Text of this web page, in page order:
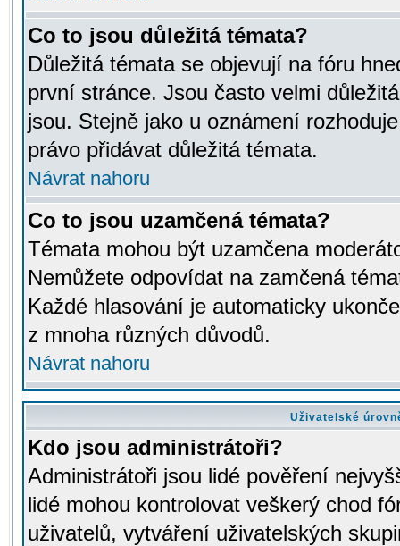
Co to jsou důležitá témata?
Důležitá témata se objevují na fóru
první stránce. Jsou často velmi
jsou. Stejně jako u oznámení
právo přidávat důležitá témata.
Návrat nahoru
Co to jsou uzamčená témata?
Témata mohou být uzamčena
Nemůžete odpovídat na zamčená
Každé hlasování je automaticky
z mnoha různých důvodů.
Návrat nahoru
Uživatelské
Kdo jsou administrátoři?
Administrátoři jsou lidé pověření
lidé mohou kontrolovat veškerý chod
uživatelů, vytváření uživatelských